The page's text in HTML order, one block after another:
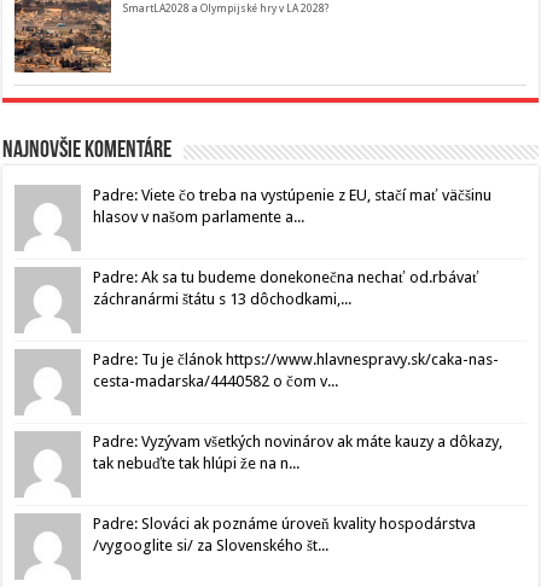
SmartLA2028 a Olympijské hry v LA 2028?
Najnovšie komentáre
Padre: Viete čo treba na vystúpenie z EU, stačí mať väčšinu
hlasov v našom parlamente a...
Padre: Ak sa tu budeme donekonečna nechať od.rbávať
záchranármi štátu s 13 dôchodkami,...
Padre: Tu je článok https://www.hlavnespravy.sk/caka-nas-
cesta-madarska/4440582 o čom v...
Padre: Vyzývam všetkých novinárov ak máte kauzy a dôkazy,
tak nebuďte tak hlúpi že na n...
Padre: Slováci ak poznáme úroveň kvality hospodárstva
/vygooglite si/ za Slovenského št...